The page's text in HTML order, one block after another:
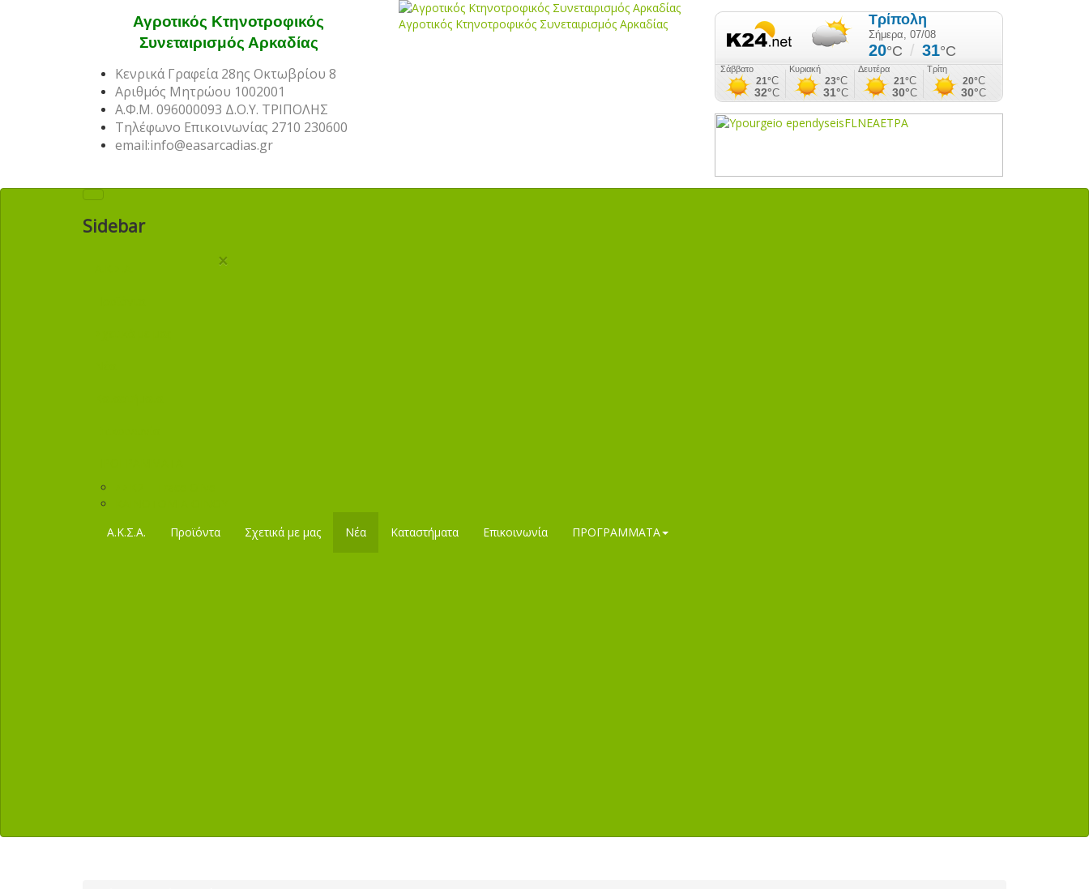
Αγροτικός Κτηνοτροφικός
Συνεταιρισμός Αρκαδίας
Κενρικά Γραφεία 28ης Οκτωβρίου 8
Αριθμός Μητρώου 1002001
Α.Φ.Μ. 096000093 Δ.Ο.Υ. ΤΡΙΠΟΛΗΣ
Τηλέφωνο Επικοινωνίας 2710 230600
email:info@easarcadias.gr
Αγροτικός Κτηνοτροφικός Συνεταιρισμός Αρκαδίας
Sidebar
×
Α.Κ.Σ.Α.
Προϊόντα Σχετικά με μας Νέα Καταστήματα Επικοινωνία ΠΡΟΓΡΑΜΜΑΤΑ